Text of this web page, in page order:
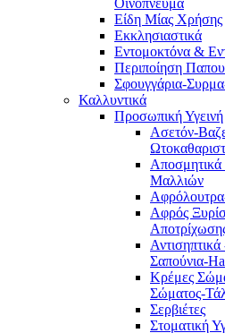
Οινόπνευμα
Είδη Μίας Χρήσης
Εκκλησιαστικά
Εντομοκτόνα &
Περιποίηση
Σφουγγάρια-
Καλλυντικά
Προσωπική Υγεινή
Ασετόν-
Μαλλιών
Αφρός
Σαπούνια-
Κρέμες
Σώματος-
Σερβιέτες
Στοματική